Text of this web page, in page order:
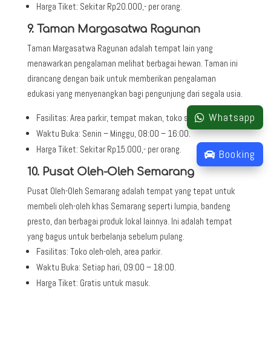
Harga Tiket: Sekitar Rp20.000,- per orang.
9. Taman Margasatwa Ragunan
Taman Margasatwa Ragunan adalah tempat lain yang
menawarkan pengalaman melihat berbagai hewan. Taman ini
dirancang dengan baik untuk memberikan pengalaman
edukasi yang menyenangkan bagi pengunjung dari segala usia.
Fasilitas: Area parkir, tempat makan, toko souvenir.
Waktu Buka: Senin – Minggu, 08:00 – 16:00.
Harga Tiket: Sekitar Rp15.000,- per orang.
10. Pusat Oleh-Oleh Semarang
Pusat Oleh-Oleh Semarang adalah tempat yang tepat untuk
membeli oleh-oleh khas Semarang seperti lumpia, bandeng
presto, dan berbagai produk lokal lainnya. Ini adalah tempat
yang bagus untuk berbelanja sebelum pulang.
Fasilitas: Toko oleh-oleh, area parkir.
Waktu Buka: Setiap hari, 09:00 – 18:00.
Harga Tiket: Gratis untuk masuk.
Whatsapp
Booking